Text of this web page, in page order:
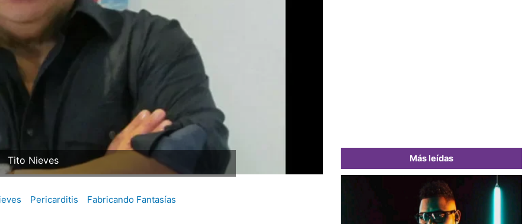
Tito Nieves
Pericarditis Fabricando Fantasías
Más leídas